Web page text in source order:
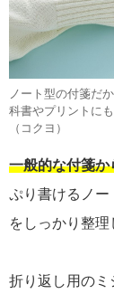
ノート型の付箋だ
科書やプリントに
（コクヨ）
一般的な付箋
ぷり書けるノー
をしっかり整理
折り返し用のミ